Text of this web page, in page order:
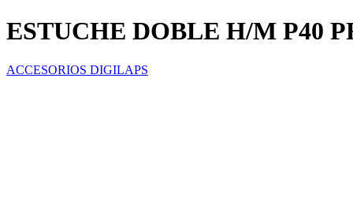
ESTUCHE DOBLE H/M P40
ACCESORIOS DIGILAPS